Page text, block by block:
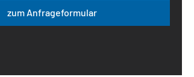
Gib den gewünschten
zum Anfrageformular